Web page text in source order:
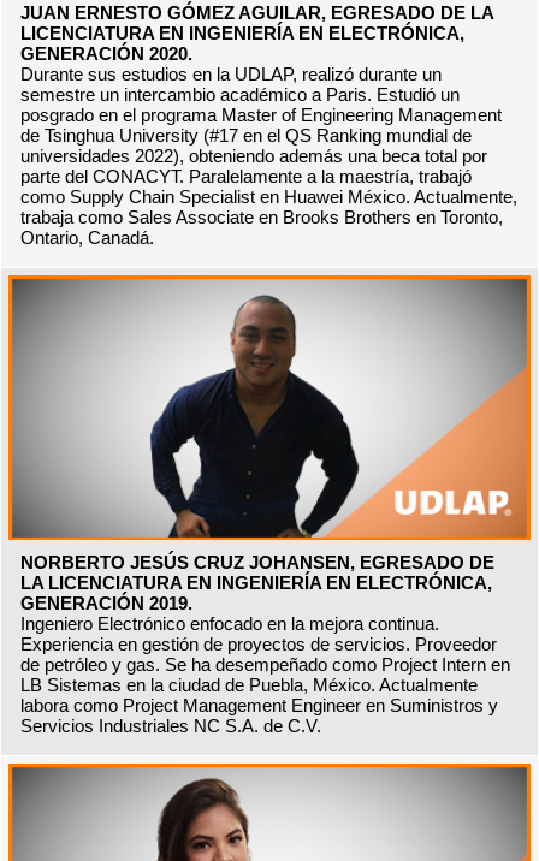
JUAN ERNESTO GÓMEZ AGUILAR, EGRESADO DE LA
LICENCIATURA EN INGENIERÍA EN ELECTRÓNICA,
GENERACIÓN 2020.
Durante sus estudios en la UDLAP, realizó durante un
semestre un intercambio académico a Paris. Estudió un
posgrado en el programa Master of Engineering Management
de Tsinghua University (#17 en el QS Ranking mundial de
universidades 2022), obteniendo además una beca total por
parte del CONACYT. Paralelamente a la maestría, trabajó
como Supply Chain Specialist en Huawei México. Actualmente,
trabaja como Sales Associate en Brooks Brothers en Toronto,
Ontario, Canadá.
NORBERTO JESÚS CRUZ JOHANSEN, EGRESADO DE
LA LICENCIATURA EN INGENIERÍA EN ELECTRÓNICA,
GENERACIÓN 2019.
Ingeniero Electrónico enfocado en la mejora continua.
Experiencia en gestión de proyectos de servicios. Proveedor
de petróleo y gas. Se ha desempeñado como Project Intern en
LB Sistemas en la ciudad de Puebla, México. Actualmente
labora como Project Management Engineer en Suministros y
Servicios Industriales NC S.A. de C.V.